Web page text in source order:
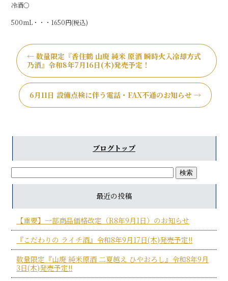
冷酒○
500mL・・・1650円(税込)
← 数量限定『香住鶴 山廃 純米 原酒 瞬時火入冷却方式
乃酒』令和8年7月16日(木)発売予定！
6月11日 設備点検に伴う電話・FAX不通のお知らせ →
ブログトップ
最近の投稿
【重要】一部商品価格改定（R8年9月1日）のお知らせ
『こだわりの ライチ酒』令和8年9月17日(木)発売予定!!
数量限定『山廃 純米原酒 二夏越え ひやおろし』令和8年9月
3日(木)発売予定!!